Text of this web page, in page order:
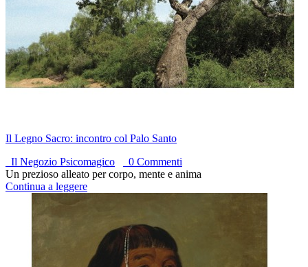
Il Legno Sacro: incontro col Palo Santo
Il Negozio Psicomagico
0 Commenti
Un prezioso alleato per corpo, mente e anima
Continua a leggere